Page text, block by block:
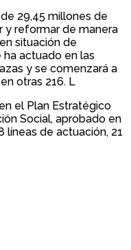
29,45 millones de
y reformar de manera
situación de
actuado en las
y se comenzará a
otras 216. L
el Plan Estratégico
Social, aprobado en
líneas de actuación, 21